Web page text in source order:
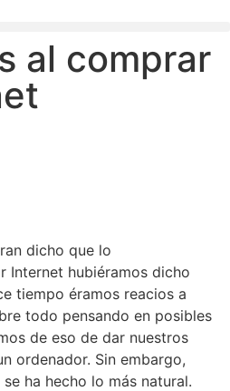
al comprar
dicho que lo
Internet hubiéramos dicho
tiempo éramos reacios a
todo pensando en posibles
de eso de dar nuestros
ordenador. Sin embargo,
ha hecho lo más natural.